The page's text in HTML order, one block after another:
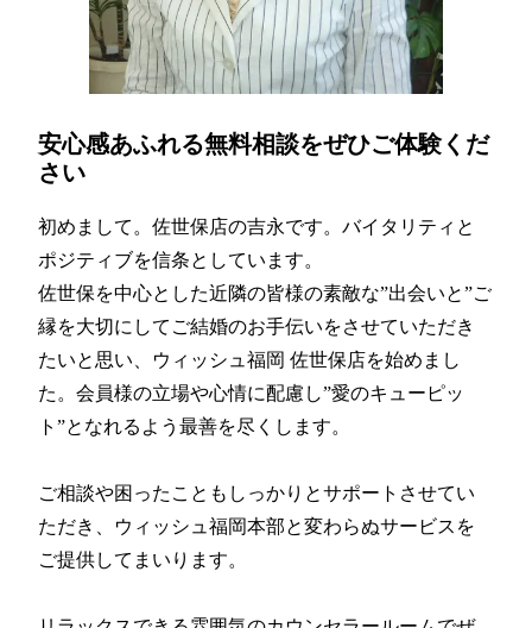
安心感あふれる無料相談をぜひご体験くだ
さい
初めまして。佐世保店の吉永です。バイタリティと
ポジティブを信条としています。
佐世保を中心とした近隣の皆様の素敵な”出会いと”ご
縁を大切にしてご結婚のお手伝いをさせていただき
たいと思い、ウィッシュ福岡 佐世保店を始めまし
た。会員様の立場や心情に配慮し”愛のキューピッ
ト”となれるよう最善を尽くします。
ご相談や困ったこともしっかりとサポートさせてい
ただき、ウィッシュ福岡本部と変わらぬサービスを
ご提供してまいります。